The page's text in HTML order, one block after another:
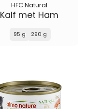
HFC Natural
Kalf met Ham
95 g 290 g